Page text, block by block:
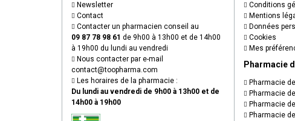
Newsletter
Contact
Contacter un pharmacien conseil au
09 87 78 98 61 de 9h00 à 13h00 et de 14h00
à 19h00 du lundi au vendredi
Nous contacter par e-mail
contact@toopharma.com
Les horaires de la pharmacie :
Du lundi au vendredi de 9h00 à 13h00 et de
14h00 à 19h00
Conditions
Mentions
Données
Cookies
Mes
Pharmacie
Pharmacie
Pharmacie
Pharmacie
Pharmacie